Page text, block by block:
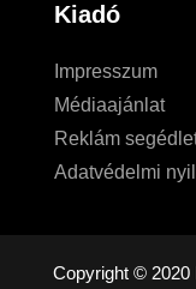
Kiadó
Impresszum
Médiaajánlat
Reklám
Adatvédelmi
Copyright © 2020